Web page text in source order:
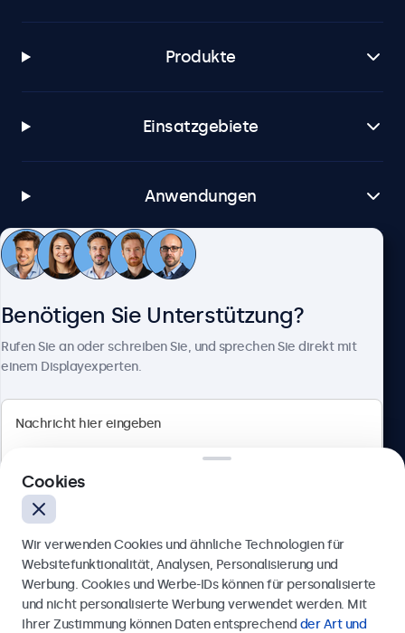
Produkte
Einsatzgebiete
Anwendungen
Kundenservice
Berliner Allee 59, 40212 Düsseldorf, Deutschland
Deutsch
Benötigen Sie Unterstützung?
Rufen Sie an oder schreiben Sie, und sprechen Sie direkt mit
einem Displayexperten.
Anfrage senden
Cookies
Wir verwenden Cookies und ähnliche Technologien für
Websitefunktionalität, Analysen, Personalisierung und
Werbung. Cookies und Werbe-IDs können für personalisierte
und nicht personalisierte Werbung verwendet werden. Mit
Ihrer Zustimmung können Daten entsprechend der Art und